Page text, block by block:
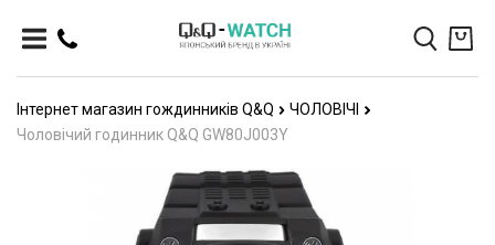
Інтернет магазин гождинників Q&Q
ЧОЛОВІЧІ
Чоловічий годинник Q&Q GW80J003Y